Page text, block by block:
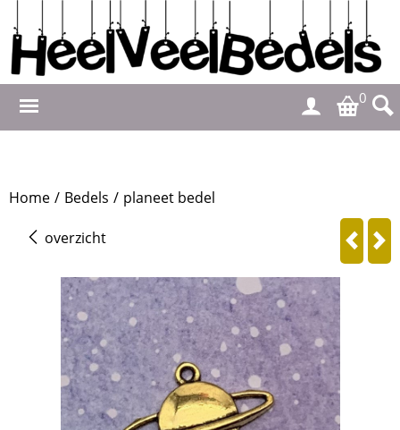
0
Home / Bedels / planeet bedel
overzicht